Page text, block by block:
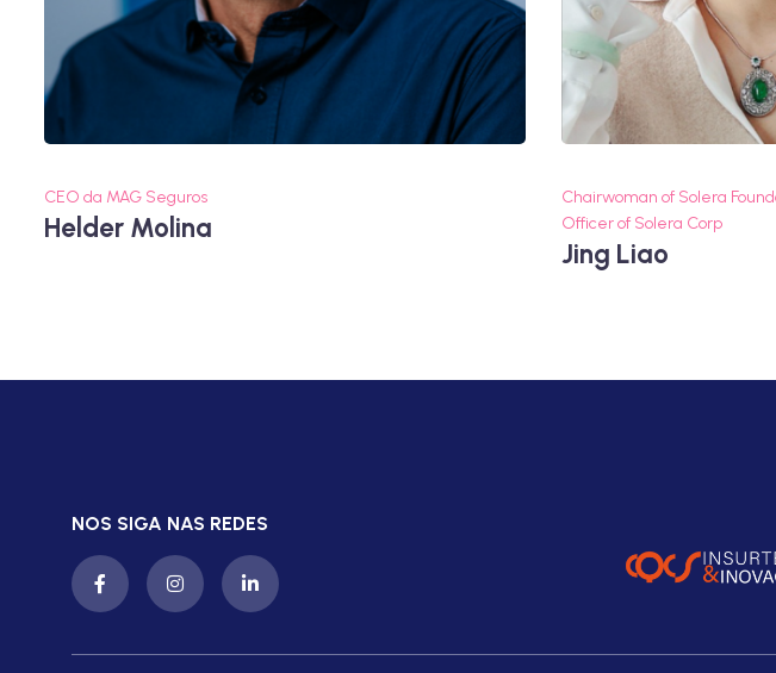
CEO da MAG Seguros
Helder Molina
Chairwoman of Solera
Officer of Solera Corp
Jing Liao
NOS SIGA NAS REDES